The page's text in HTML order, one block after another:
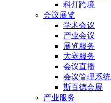
科灯跨境
会议展览
学术会议
产业会议
展览服务
大赛服务
会议直播
会议管理系统
斯百德会展
产业服务